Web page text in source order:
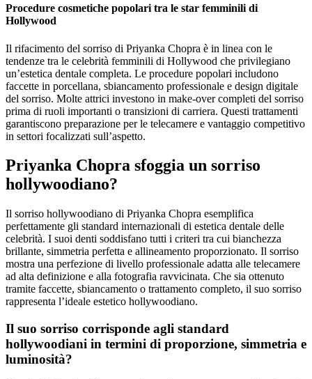
Procedure cosmetiche popolari tra le star femminili di
Hollywood
Il rifacimento del sorriso di Priyanka Chopra è in linea con le
tendenze tra le celebrità femminili di Hollywood che privilegiano
un’estetica dentale completa. Le procedure popolari includono
faccette in porcellana, sbiancamento professionale e design digitale
del sorriso. Molte attrici investono in make-over completi del sorriso
prima di ruoli importanti o transizioni di carriera. Questi trattamenti
garantiscono preparazione per le telecamere e vantaggio competitivo
in settori focalizzati sull’aspetto.
Priyanka Chopra sfoggia un sorriso
hollywoodiano?
Il sorriso hollywoodiano di Priyanka Chopra esemplifica
perfettamente gli standard internazionali di estetica dentale delle
celebrità. I suoi denti soddisfano tutti i criteri tra cui bianchezza
brillante, simmetria perfetta e allineamento proporzionato. Il sorriso
mostra una perfezione di livello professionale adatta alle telecamere
ad alta definizione e alla fotografia ravvicinata. Che sia ottenuto
tramite faccette, sbiancamento o trattamento completo, il suo sorriso
rappresenta l’ideale estetico hollywoodiano.
Il suo sorriso corrisponde agli standard
hollywoodiani in termini di proporzione, simmetria e
luminosità?